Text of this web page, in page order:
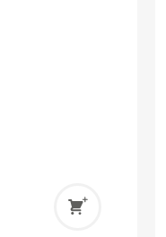
Pridať